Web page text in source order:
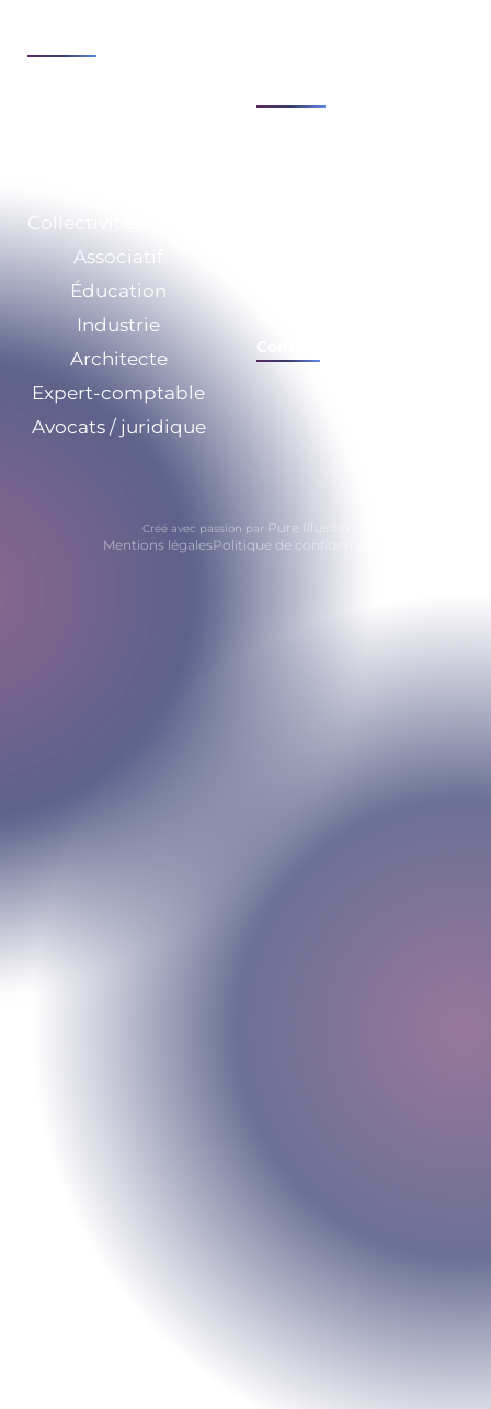
Collectivités locales
Associatif
Éducation
Industrie
Architecte
Expert-comptable
Avocats / juridique
Contact
Créé avec passion par Pure Illusion
Mentions légalesPolitique de confidentialité